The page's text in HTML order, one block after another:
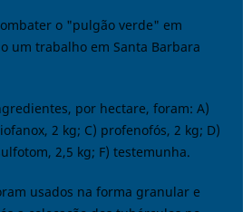
o "pulgão verde" em
um trabalho em Santa Barbara
por hectare, foram: A)
2 kg; C) profenofós, 2 kg; D)
2,5 kg; F) testemunha.
usados na forma granular e